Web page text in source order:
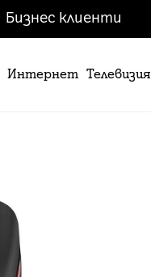
Бизнес клиенти
Интернет Телевизия